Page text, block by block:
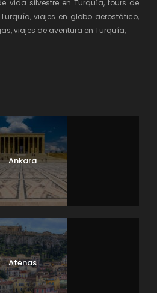
vida silvestre en Turquía, tours de
viajes en globo aerostático,
viajes de aventura en Turquía,
Ankara
Atenas